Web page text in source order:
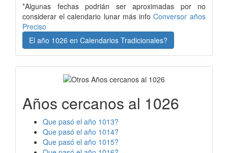
*Algunas fechas podrián ser aproximadas por no
considerar el calendario lunar más info Conversor años
Preciso
El año 1026 en Calendarios Tradicionales?
Años cercanos al 1026
Que pasó el año 1013?
Que pasó el año 1014?
Que pasó el año 1015?